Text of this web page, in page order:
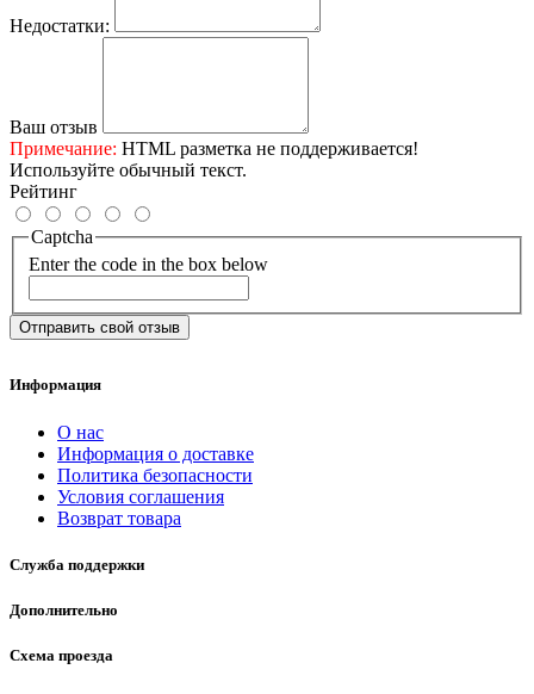
Недостатки:
Ваш отзыв
Примечание: HTML разметка не поддерживается!
Используйте обычный текст.
Рейтинг
Captcha
Enter the code in the box below
Отправить свой отзыв
Информация
О нас
Информация о доставке
Политика безопасности
Условия соглашения
Возврат товара
Служба поддержки
Дополнительно
Схема проезда